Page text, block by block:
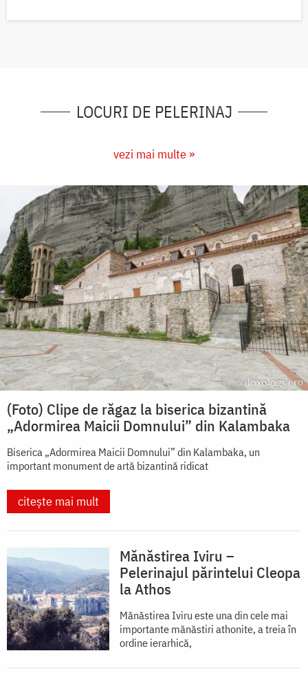
LOCURI DE PELERINAJ
vezi mai multe »
(Foto) Clipe de răgaz la biserica bizantină
„Adormirea Maicii Domnului” din Kalambaka
Biserica „Adormirea Maicii Domnului” din Kalambaka, un
important monument de artă bizantină ridicat
citește mai mult
Mănăstirea Iviru –
Pelerinajul părintelui Cleopa
la Athos
Mănăstirea Iviru este una din cele mai
importante mănăstiri athonite, a treia în
ordine ierarhică,